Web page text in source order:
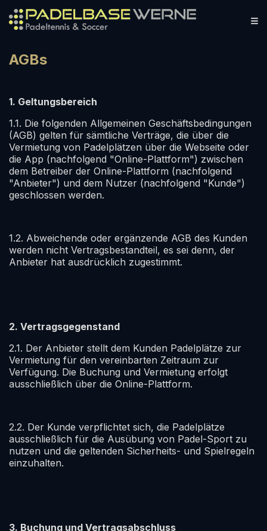
AGBs
1. Geltungsbereich
1.1. Die folgenden Allgemeinen Geschäftsbedingungen
(AGB) gelten für sämtliche Verträge, die über die
Vermietung von Padelplätzen über die Webseite oder
die App (nachfolgend "Online-Plattform") zwischen
dem Betreiber der Online-Plattform (nachfolgend
"Anbieter") und dem Nutzer (nachfolgend "Kunde")
geschlossen werden.
1.2. Abweichende oder ergänzende AGB des Kunden
werden nicht Vertragsbestandteil, es sei denn, der
Anbieter hat ausdrücklich zugestimmt.
2. Vertragsgegenstand
2.1. Der Anbieter stellt dem Kunden Padelplätze zur
Vermietung für den vereinbarten Zeitraum zur
Verfügung. Die Buchung und Vermietung erfolgt
ausschließlich über die Online-Plattform.
2.2. Der Kunde verpflichtet sich, die Padelplätze
ausschließlich für die Ausübung von Padel-Sport zu
nutzen und die geltenden Sicherheits- und Spielregeln
einzuhalten.
3. Buchung und Vertragsabschluss